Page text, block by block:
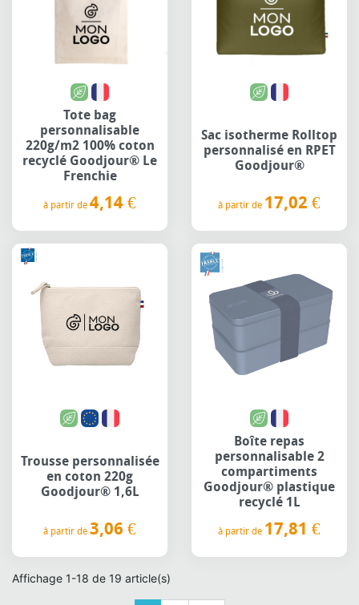
Tote bag
personnalisable
220g/m2 100% coton
recyclé Goodjour® Le
Frenchie
à partir de 4,14 €
Sac isotherme Rolltop
personnalisé en RPET
Goodjour®
à partir de 17,02 €
Trousse personnalisée
en coton 220g
Goodjour® 1,6L
à partir de 3,06 €
Boîte repas
personnalisable 2
compartiments
Goodjour® plastique
recyclé 1L
à partir de 17,81 €
Affichage 1-18 de 19 article(s)